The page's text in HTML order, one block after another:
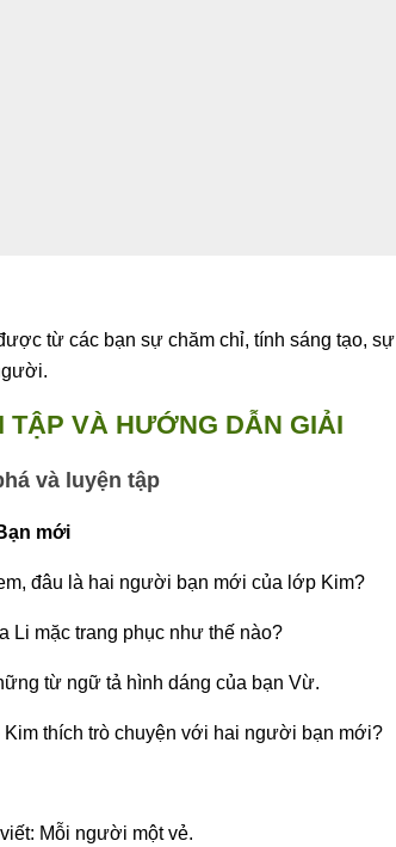
từ các bạn sự chăm chỉ, tính sáng tạo,
TẬP VÀ HƯỚNG DẪN GIẢI
và luyện tập
mới
đâu là hai người bạn mới của lớp Kim?
Li mặc trang phục như thế nào?
từ ngữ tả hình dáng của bạn Vừ.
Kim thích trò chuyện với hai người bạn mới?
Mỗi người một vẻ.